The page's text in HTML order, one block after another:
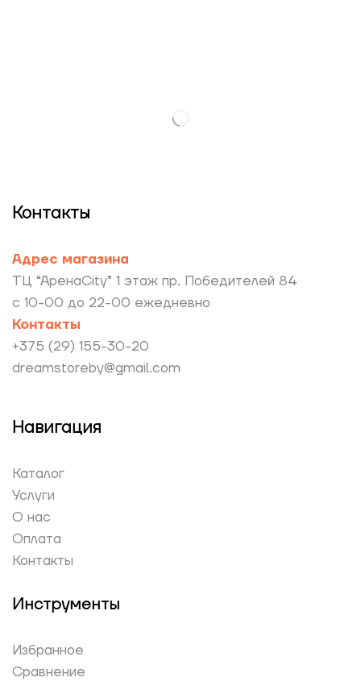
Контакты
Адрес магазина
ТЦ “АренаCity” 1 этаж пр. Победителей 84
с 10-00 до 22-00 ежедневно
Контакты
+375 (29) 155-30-20
dreamstoreby@gmail.com
Навигация
Каталог
Услуги
О нас
Оплата
Контакты
Инструменты
Избранное
Сравнение